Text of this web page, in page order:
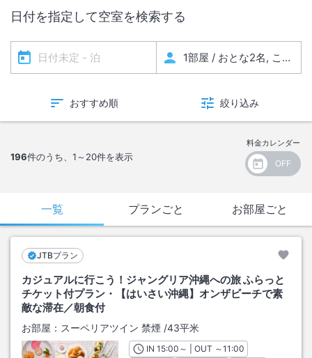
日付を指定して空室を検索する
おすすめ順 絞り込み
196件のうち、 1～20件を表示
料金カレンダー
一覧 プランごと お部屋ごと
JTBプラン
カジュアルに行こう！ジャングリア沖縄への旅 ふらっと
チケット付プラン・【はいさい沖縄】オンザビーチで素
敵な滞在／朝食付
お部屋： スーペリアツイン 禁煙 /43平米
INチェックイン
15:00 ～ | OUT チェックアウト
～11:00